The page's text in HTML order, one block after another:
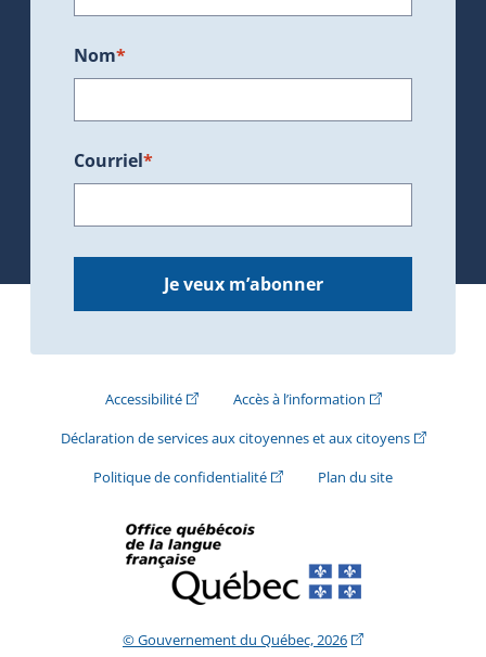
Nom*
Courriel*
Je veux m’abonner
Accessibilité(Cet hyperlien externe s'ouvrira dans une
Accès à l’information(Cet hyperlien
Déclaration de services aux citoyennes et aux citoyens(Cet
Politique de confidentialité(Cet hyperlien externe s'ouvrira
Plan du site
© Gouvernement du Québec, 2026(Cet hyperlien